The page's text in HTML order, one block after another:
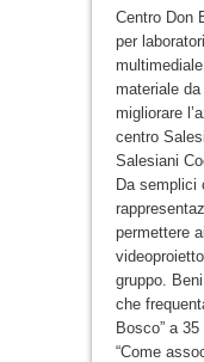
Centro Don
per
materiale
migliorare
centro
Salesiani
Da semplici
permettere
gruppo.
che
Bosco” a
“Come